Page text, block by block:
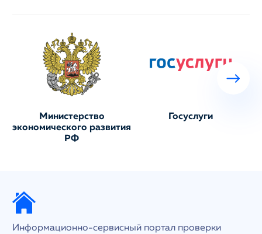
Министерство
экономического развития
РФ
Госуслуги
Информационно-сервисный портал проверки